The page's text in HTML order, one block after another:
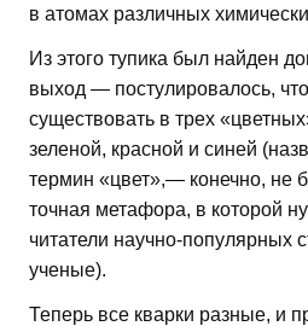
в атомах различных
Из этого тупика был найден
выход — постулировалось,
существовать в трех
зеленой, красной и синей
термин «цвет»,— конечно, не
точная метафора, в которой
читатели научно-популярных
ученые).
Теперь все кварки разные, и